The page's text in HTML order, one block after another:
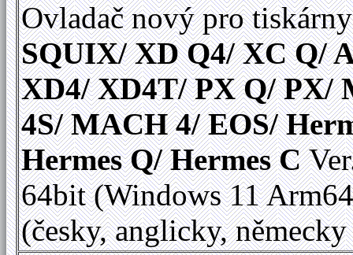
Ovladač nový pro
SQUIX/ XD Q4/ XC Q/
XD4/ XD4T/ PX Q/ PX/
4S/ MACH 4/ EOS/
Hermes Q/ Hermes C
64bit (Windows 11
(česky, anglicky,